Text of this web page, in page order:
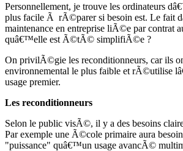
Personnellement, je trouve les ordinateurs
plus facile Ã rÃ©parer si besoin est. Le fait
maintenance en entreprise liÃ©e par contrat
quâ€™elle est Ã©tÃ© simplifiÃ©e ?
On privilÃ©gie les reconditionneurs, car ils
environnemental le plus faible et rÃ©utilise
usage premier.
Les reconditionneurs
Selon le public visÃ©, il y a des besoins
Par exemple une Ã©cole primaire aura
"puissance" quâ€™un usage avancÃ©